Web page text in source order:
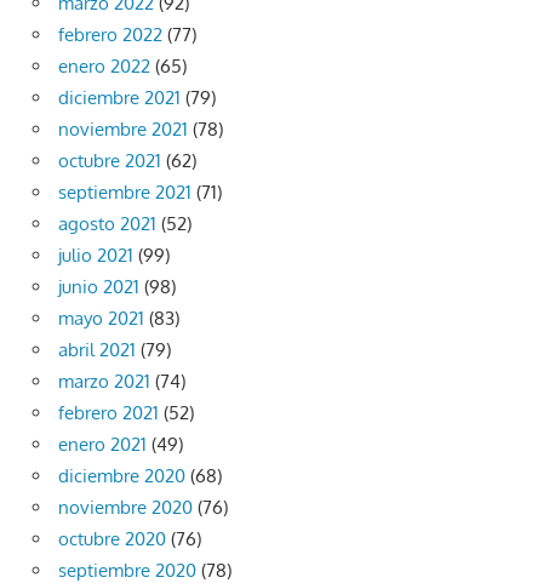
febrero 2022 (77)
enero 2022 (65)
diciembre 2021 (79)
noviembre 2021 (78)
octubre 2021 (62)
septiembre 2021 (71)
agosto 2021 (52)
julio 2021 (99)
junio 2021 (98)
mayo 2021 (83)
abril 2021 (79)
marzo 2021 (74)
febrero 2021 (52)
enero 2021 (49)
diciembre 2020 (68)
noviembre 2020 (76)
octubre 2020 (76)
septiembre 2020 (78)